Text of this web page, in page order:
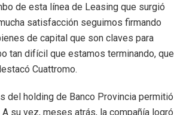
de esta línea de Leasing que surgió
satisfacción seguimos firmando
de capital que son claves para
tan difícil que estamos terminando, que
Cuattromo.
del holding de Banco Provincia permitió
su vez, meses atrás, la compañía logró